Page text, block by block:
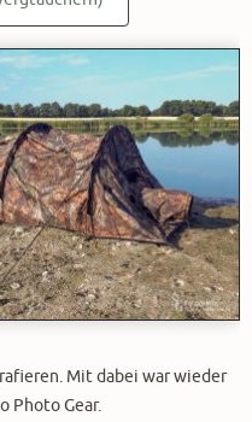
Mit dabei war wieder
Photo Gear.